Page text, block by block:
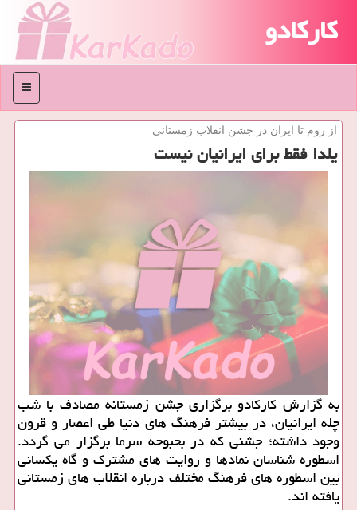
کارکادو
منو
از روم تا ایران در جشن انقلاب زمستانی
یلدا فقط برای ایرانیان نیست
به گزارش كاركادو برگزاری جشن زمستانه مصادف با شب
چله ایرانیان، در بیشتر فرهنگ های دنیا طی اعصار و قرون
وجود داشته؛ جشنی كه در بحبوحه سرما برگزار می گردد.
اسطوره شناسان نمادها و روایت های مشترك و گاه یكسانی
بین اسطوره های فرهنگ مختلف درباره انقلاب های زمستانی
یافته اند.